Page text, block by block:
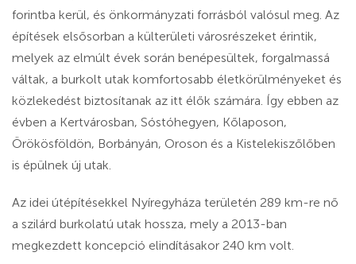
forintba kerül, és önkormányzati forrásból valósul meg. Az
építések elsősorban a külterületi városrészeket érintik,
melyek az elmúlt évek során benépesültek, forgalmassá
váltak, a burkolt utak komfortosabb életkörülményeket és
közlekedést biztosítanak az itt élők számára. Így ebben az
évben a Kertvárosban, Sóstóhegyen, Kőlaposon,
Örökösföldön, Borbányán, Oroson és a Kistelekiszőlőben
is épülnek új utak.
Az idei útépítésekkel Nyíregyháza területén 289 km-re nő
a szilárd burkolatú utak hossza, mely a 2013-ban
megkezdett koncepció elindításakor 240 km volt.